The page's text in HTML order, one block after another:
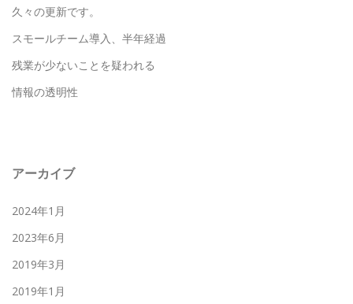
久々の更新です。
スモールチーム導入、半年経過
残業が少ないことを疑われる
情報の透明性
アーカイブ
2024年1月
2023年6月
2019年3月
2019年1月